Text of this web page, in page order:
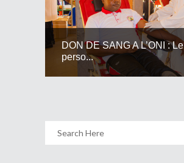
DON DE SANG A L’ONI : Le
perso...